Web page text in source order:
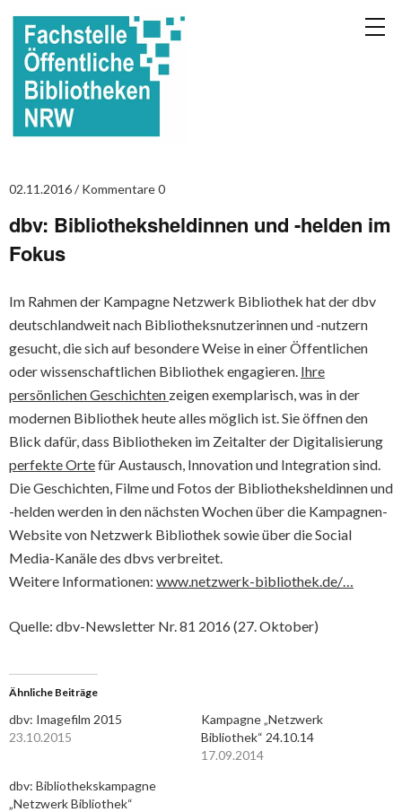
02.11.2016 Kommentare 0
dbv: Bibliotheksheldinnen und -helden im
Fokus
Im Rahmen der Kampagne Netzwerk Bibliothek hat der dbv
deutschlandweit nach Bibliotheksnutzerinnen und -nutzern
gesucht, die sich auf besondere Weise in einer Öffentlichen
oder wissenschaftlichen Bibliothek engagieren. Ihre
persönlichen Geschichten zeigen exemplarisch, was in der
modernen Bibliothek heute alles möglich ist. Sie öffnen den
Blick dafür, dass Bibliotheken im Zeitalter der Digitalisierung
perfekte Ortefür Austausch, Innovation und Integration sind.
Die Geschichten, Filme und Fotos der Bibliotheksheldinnen und
-helden werden in den nächsten Wochen über die Kampagnen-
Website von Netzwerk Bibliothek sowie über die Social
Media-Kanäle des dbvs verbreitet.
Weitere Informationen: www.netzwerk-bibliothek.de/…
Quelle: dbv-Newsletter Nr. 81 2016 (27. Oktober)
Ähnliche Beiträge
dbv: Imagefilm 2015
23.10.2015
Kampagne „Netzwerk
Bibliothek“ 24.10.14
17.09.2014
dbv: Bibliothekskampagne
„Netzwerk Bibliothek“